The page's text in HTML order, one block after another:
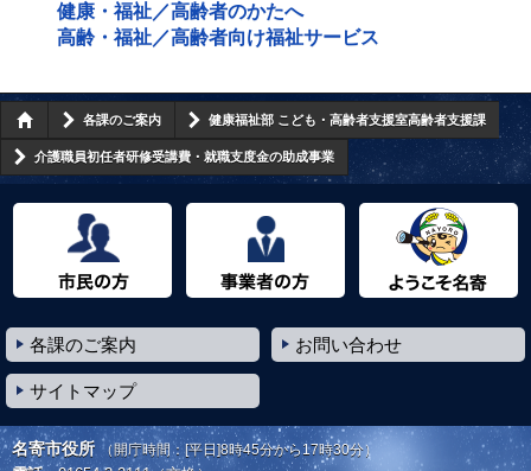
健康・福祉／高齢者のかたへ
高齢・福祉／高齢者向け福祉サービス
各課のご案内 健康福祉部 こども・高齢者支援室高齢者支援課
介護職員初任者研修受講費・就職支度金の助成事業
各課のご案内 お問い合わせ
サイトマップ
名寄市役所 （開庁時間：[平日]8時45分から17時30分）